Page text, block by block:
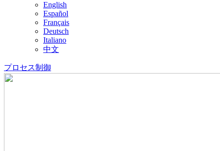
English
Español
Français
Deutsch
Italiano
中文
プロセス制御